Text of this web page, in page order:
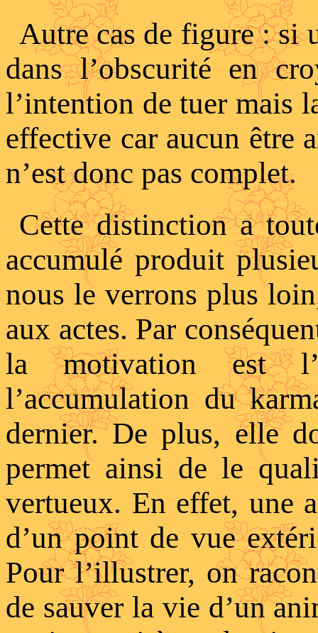
Autre cas de figure : si
dans l’obscurité en
l’intention de tuer mais
effective car aucun être
n’est donc pas complet.
Cette distinction a
accumulé produit
nous le verrons plus
aux actes. Par
la motivation est
l’accumulation du
dernier. De plus, elle
permet ainsi de le
vertueux. En effet, une
d’un point de vue
Pour l’illustrer, on
de sauver la vie d’un